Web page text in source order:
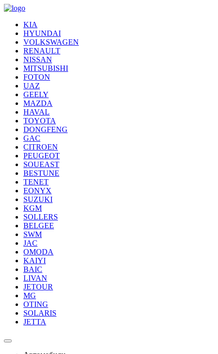
KIA
HYUNDAI
VOLKSWAGEN
RENAULT
NISSAN
MITSUBISHI
FOTON
UAZ
GEELY
MAZDA
HAVAL
TOYOTA
DONGFENG
GAC
CITROEN
PEUGEOT
SOUEAST
BESTUNE
TENET
EONYX
SUZUKI
KGM
SOLLERS
BELGEE
SWM
JAC
OMODA
KAIYI
BAIC
LIVAN
JETOUR
MG
OTING
SOLARIS
JETTA